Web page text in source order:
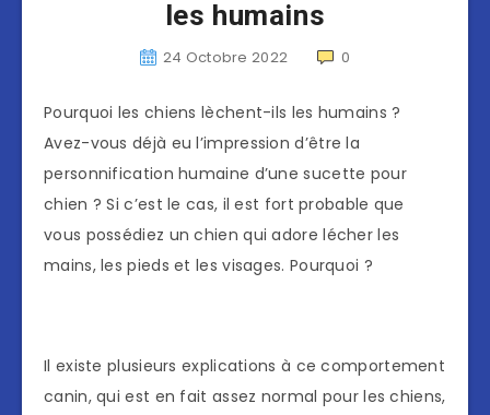
les humains
24 Octobre 2022 0
Pourquoi les chiens lèchent-ils les humains ?
Avez-vous déjà eu l’impression d’être la
personnification humaine d’une sucette pour
chien ? Si c’est le cas, il est fort probable que
vous possédiez un chien qui adore lécher les
mains, les pieds et les visages. Pourquoi ?
Il existe plusieurs explications à ce comportement
canin, qui est en fait assez normal pour les chiens,